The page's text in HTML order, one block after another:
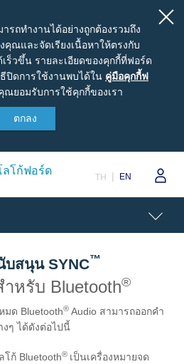
รถทำงานได้อย่างถูกต้องรวมถึง
คุณและจัดเรียงเนื้อหาให้ตรงกับ
ร็วขึ้น รายละเอียดของคุกกี้ที่ฟอร์ด
ปิดการใช้งานพบได้ใน คู่มือ
คุ
คู่มือคุกกี้ฟ
ยอมรับการใช้คุกกี้ของเรา
ตกลง
TH EN
ราคา
เรนเจอร์
อเวอเรสต์
ฟอร์ด
พื่อเข้ารับบริการ
ดแท้
Mounting
ฟอร์ด
สนุน SYNC™
ำหรับ Bluetooth®
มด Bluetooth® Audio สามารถออกคำ
งๆ ได้ดังต่อไปนี้
ก้ Bluetooth® เป็นเครื่องหมายจด